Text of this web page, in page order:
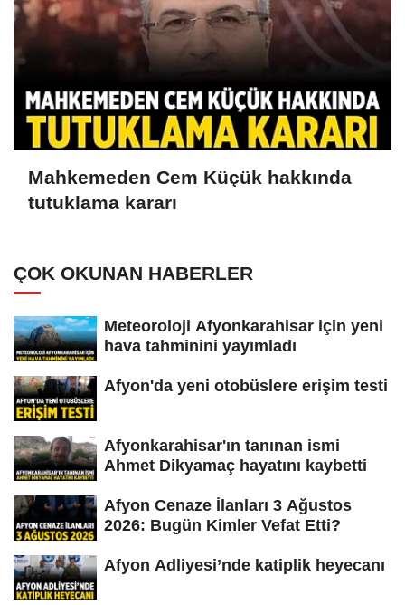
Mahkemeden Cem Küçük hakkında
tutuklama kararı
ÇOK OKUNAN HABERLER
Meteoroloji Afyonkarahisar için yeni
hava tahminini yayımladı
Afyon'da yeni otobüslere erişim testi
Afyonkarahisar'ın tanınan ismi
Ahmet Dikyamaç hayatını kaybetti
Afyon Cenaze İlanları 3 Ağustos
2026: Bugün Kimler Vefat Etti?
Afyon Adliyesi’nde katiplik heyecanı